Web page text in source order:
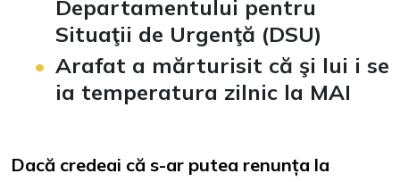
Departamentului pentru
Situaţii de Urgenţă (DSU)
Arafat a mărturisit că şi lui i se
ia temperatura zilnic la MAI
Dacă credeai că s-ar putea renunța la